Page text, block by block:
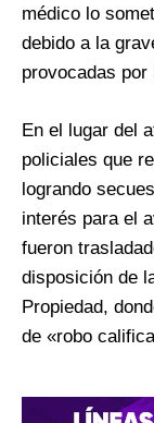
médico lo
debido a la
provocadas por
En el lugar del
policiales que
logrando
interés para el
fueron
disposición de
Propiedad,
de «robo